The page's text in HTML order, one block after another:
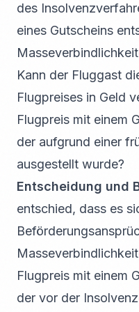
des
eines Gutscheins
Kann der Fluggast
Flugpreises in Geld
Flugpreis mit einem
der aufgrund einer
ausgestellt wurde?
Entscheidung und
entschied, dass es
Flugpreis mit einem
der vor der